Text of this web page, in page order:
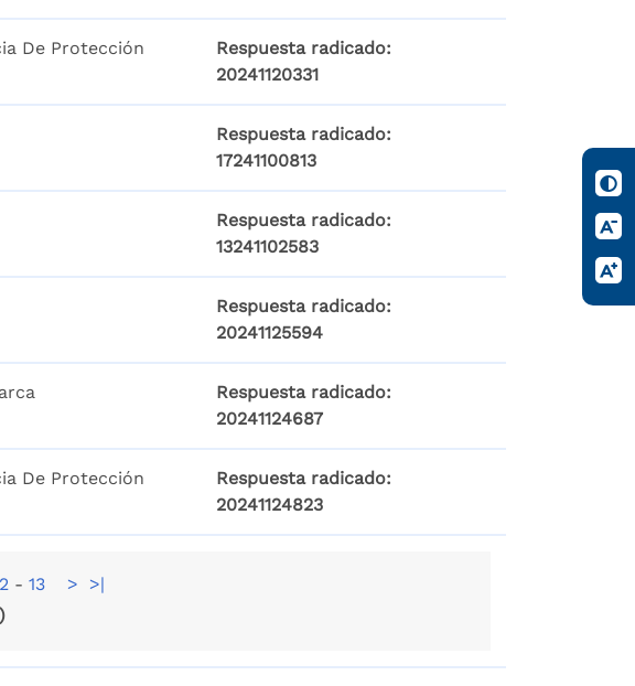
De Protección
Respuesta radicado:
20241120331
Respuesta radicado:
17241100813
Respuesta radicado:
13241102583
Respuesta radicado:
20241125594
Respuesta radicado:
20241124687
De Protección
Respuesta radicado:
20241124823
- 13 >
>|